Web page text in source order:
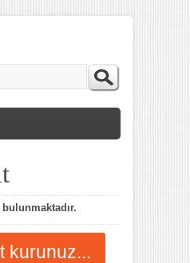
kurunuz...